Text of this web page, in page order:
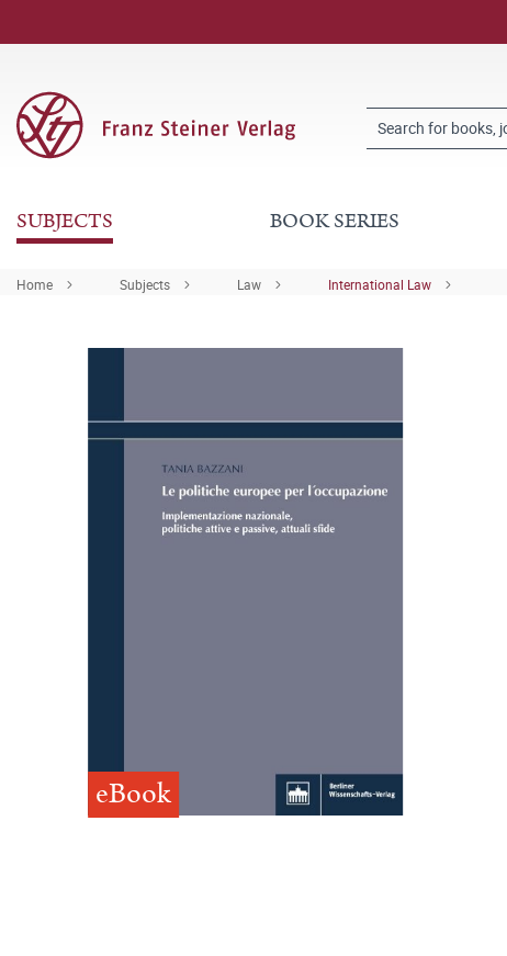
SUBJECTS BOOK SERIES
Home Subjects Law International Law
eBook